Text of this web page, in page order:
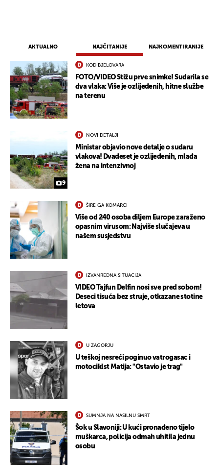
AKTUALNO NAJČITANIJE NAJKOMENTIRANIJE
KOD BJELOVARA
FOTO/VIDEO Stižu prve snimke! Sudarila se
dva vlaka: Više je ozlijeđenih, hitne službe
na terenu
9
NOVI DETALJI
Ministar objavio nove detalje o sudaru
vlakova! Dvadeset je ozlijeđenih, mlađa
žena na intenzivnoj
ŠIRE GA KOMARCI
Više od 240 osoba diljem Europe zaraženo
opasnim virusom: Najviše slučajeva u
našem susjedstvu
IZVANREDNA SITUACIJA
VIDEO Tajfun Delfin nosi sve pred sobom!
Deseci tisuća bez struje, otkazane stotine
letova
U ZAGORJU
U teškoj nesreći poginuo vatrogasac i
motociklst Matija: "Ostavio je trag"
SUMNJA NA NASILNU SMRT
Šok u Slavoniji: U kući pronađeno tijelo
muškarca, policija odmah uhitila jednu
osobu
UKLJUČITE NOTIFIKACIJE